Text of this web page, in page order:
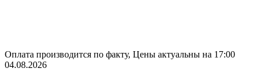
Оплата производится по факту, Цены актуальны на 17:00
04.08.2026